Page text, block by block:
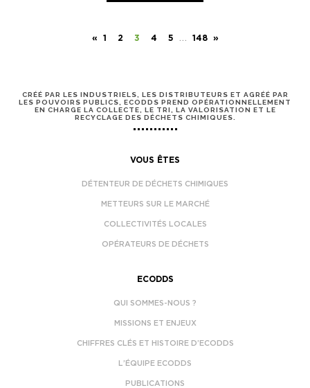
« 1 2 3 4 5 148 »
CRÉÉ PAR LES INDUSTRIELS, LES DISTRIBUTEURS ET AGRÉÉ PAR
LES POUVOIRS PUBLICS, ECODDS PREND OPÉRATIONNELLEMENT
EN CHARGE LA COLLECTE, LE TRI, LA VALORISATION ET LE
RECYCLAGE DES DÉCHETS CHIMIQUES.
VOUS ÊTES
DÉTENTEUR DE DÉCHETS CHIMIQUES
METTEURS SUR LE MARCHÉ
COLLECTIVITÉS LOCALES
OPÉRATEURS DE DÉCHETS
ECODDS
QUI SOMMES-NOUS ?
MISSIONS ET ENJEUX
CHIFFRES CLÉS ET HISTOIRE D’ECODDS
L’ÉQUIPE ECODDS
PUBLICATIONS